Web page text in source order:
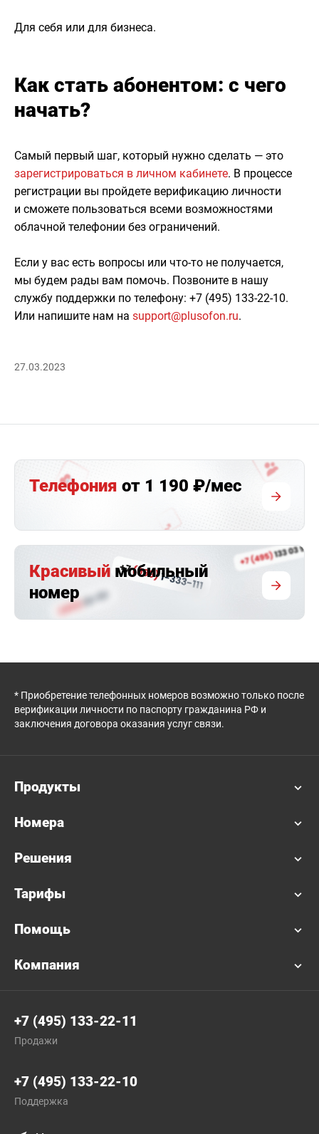
Для себя или для бизнеса.
Как стать абонентом: с чего
начать?
Самый первый шаг, который нужно сделать — это
зарегистрироваться в личном кабинете. В процессе
регистрации вы пройдете верификацию личности
и сможете пользоваться всеми возможностями
облачной телефонии без ограничений.
Если у вас есть вопросы или что-то не получается,
мы будем рады вам помочь. Позвоните в нашу
службу поддержки по телефону: +7 (495) 133-22-10.
Или напишите нам на support@plusofon.ru.
27.03.2023
Телефония от 1 190 ₽/мес
Красивый мобильный
номер
* Приобретение телефонных номеров возможно только после
верификации личности по паспорту гражданина РФ и
заключения договора оказания услуг связи.
Продукты
Номера
Решения
Тарифы
Помощь
Компания
+7 (495) 133-22-11
Продажи
+7 (495) 133-22-10
Поддержка